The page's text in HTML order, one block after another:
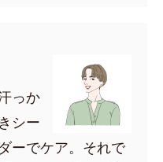
っか
シー
ーでケア。それで